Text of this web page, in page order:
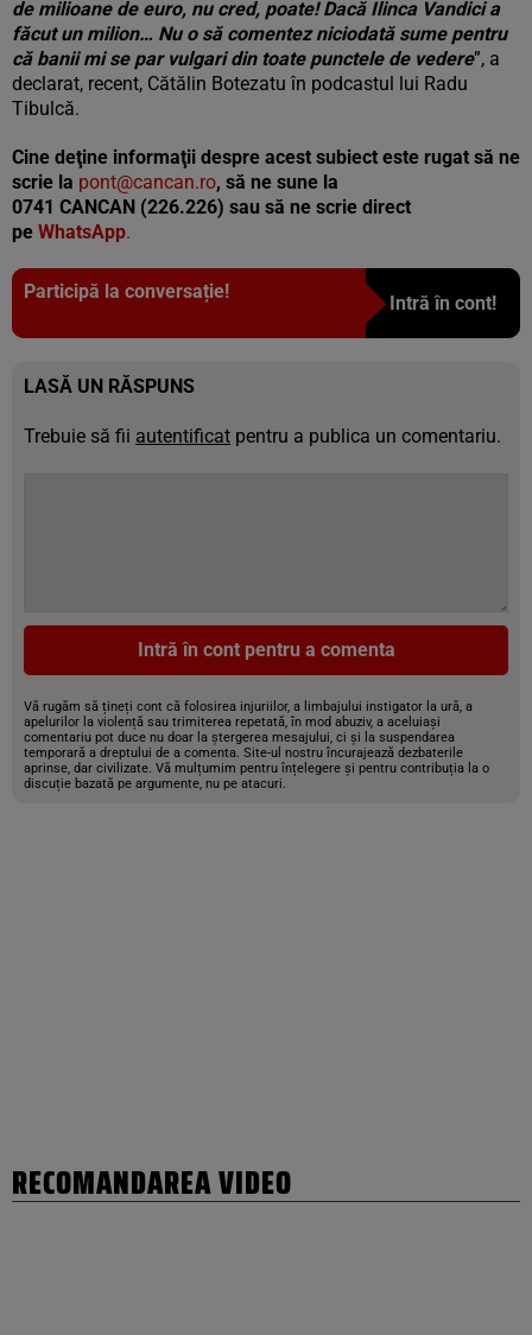
de milioane de euro, nu cred, poate! Dacă Ilinca Vandici a
făcut un milion… Nu o să comentez niciodată sume pentru
că banii mi se par vulgari din toate punctele de vedere”, a
declarat, recent, Cătălin Botezatu în podcastul lui Radu
Tibulcă.
Cine deţine informaţii despre acest subiect este rugat să ne
scrie la pont@cancan.ro, să ne sune la
0741 CANCAN (226.226) sau să ne scrie direct
pe WhatsApp.
Participă la conversație!
Intră în cont!
LASĂ UN RĂSPUNS
Trebuie să fii autentificat pentru a publica un comentariu.
Intră în cont pentru a comenta
Vă rugăm să țineți cont că folosirea injuriilor, a limbajului instigator la ură, a
apelurilor la violență sau trimiterea repetată, în mod abuziv, a aceluiași
comentariu pot duce nu doar la ștergerea mesajului, ci și la suspendarea
temporară a dreptului de a comenta. Site-ul nostru încurajează dezbaterile
aprinse, dar civilizate. Vă mulțumim pentru înțelegere și pentru contribuția la o
discuție bazată pe argumente, nu pe atacuri.
RECOMANDAREA VIDEO